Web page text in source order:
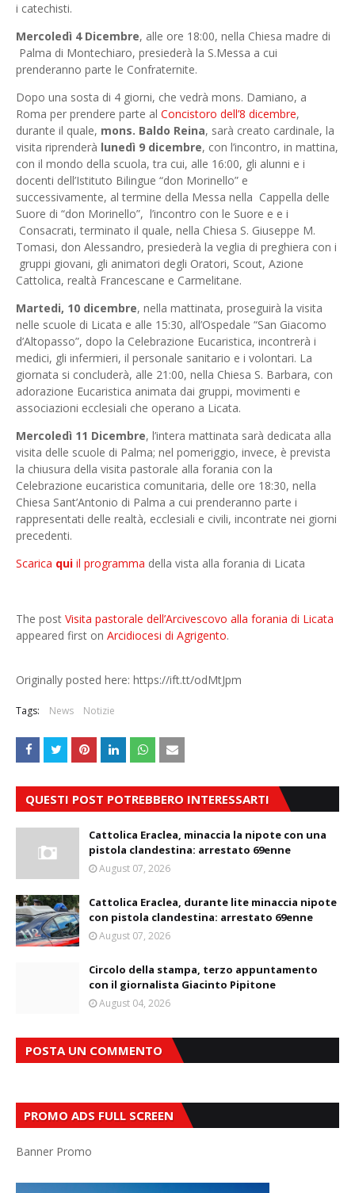
i catechisti.
Mercoledì 4 Dicembre, alle ore 18:00, nella Chiesa madre di
Palma di Montechiaro, presiederà la S.Messa a cui
prenderanno parte le Confraternite.
Dopo una sosta di 4 giorni, che vedrà mons. Damiano, a
Roma per prendere parte al Concistoro dell’8 dicembre,
durante il quale, mons. Baldo Reina, sarà creato cardinale, la
visita riprenderà lunedì 9 dicembre, con l’incontro, in mattina,
con il mondo della scuola, tra cui, alle 16:00, gli alunni e i
docenti dell’Istituto Bilingue “don Morinello” e
successivamente, al termine della Messa nella Cappella delle
Suore di “don Morinello”, l’incontro con le Suore e e i
Consacrati, terminato il quale, nella Chiesa S. Giuseppe M.
Tomasi, don Alessandro, presiederà la veglia di preghiera con i
gruppi giovani, gli animatori degli Oratori, Scout, Azione
Cattolica, realtà Francescane e Carmelitane.
Martedi, 10 dicembre, nella mattinata, proseguirà la visita
nelle scuole di Licata e alle 15:30, all’Ospedale “San Giacomo
d’Altopasso”, dopo la Celebrazione Eucaristica, incontrerà i
medici, gli infermieri, il personale sanitario e i volontari. La
giornata si concluderà, alle 21:00, nella Chiesa S. Barbara, con
adorazione Eucaristica animata dai gruppi, movimenti e
associazioni ecclesiali che operano a Licata.
Mercoledì 11 Dicembre, l’intera mattinata sarà dedicata alla
visita delle scuole di Palma; nel pomeriggio, invece, è prevista
la chiusura della visita pastorale alla forania con la
Celebrazione eucaristica comunitaria, delle ore 18:30, nella
Chiesa Sant’Antonio di Palma a cui prenderanno parte i
rappresentati delle realtà, ecclesiali e civili, incontrate nei giorni
precedenti.
Scarica qui il programma della vista alla forania di Licata
The post Visita pastorale dell’Arcivescovo alla forania di Licata
appeared first on Arcidiocesi di Agrigento.
Originally posted here: https://ift.tt/odMtJpm
Tags: News Notizie
QUESTI POST POTREBBERO INTERESSARTI
Cattolica Eraclea, minaccia la nipote con una
pistola clandestina: arrestato 69enne
August 07, 2026
Cattolica Eraclea, durante lite minaccia nipote
con pistola clandestina: arrestato 69enne
August 07, 2026
Circolo della stampa, terzo appuntamento
con il giornalista Giacinto Pipitone
August 04, 2026
POSTA UN COMMENTO
PROMO ADS FULL SCREEN
Banner Promo